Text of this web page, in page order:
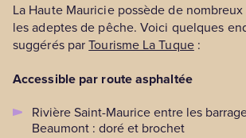
La Haute Mauricie possède de
les adeptes de pêche. Voici quelques
suggérés parTourisme La Tuque:
Accessible par route asphaltée
Rivière Saint-Maurice entre les
Beaumont : doré et brochet